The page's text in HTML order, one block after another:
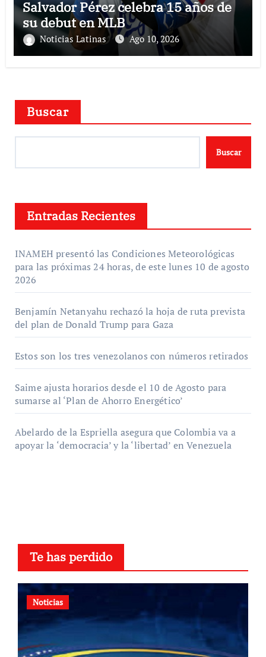
Salvador Pérez celebra 15 años de
su debut en MLB
Noticias Latinas Ago 10, 2026
Buscar
Buscar
Entradas Recientes
INAMEH presentó las Condiciones Meteorológicas
para las próximas 24 horas, de este lunes 10 de agosto
2026
Benjamín Netanyahu rechazó la hoja de ruta prevista
del plan de Donald Trump para Gaza
Estos son los tres venezolanos con números retirados
Saime ajusta horarios desde el 10 de Agosto para
sumarse al ‘Plan de Ahorro Energético’
Abelardo de la Espriella asegura que Colombia va a
apoyar la ‘democracia’ y la ‘libertad’ en Venezuela
Te has perdido
Noticias